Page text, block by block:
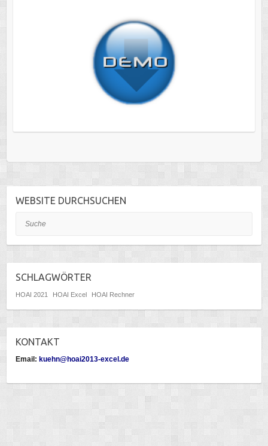
WEBSITE DURCHSUCHEN
SCHLAGWÖRTER
HOAI 2021 HOAI Excel HOAI Rechner
KONTAKT
Email: kuehn@hoai2013-excel.de